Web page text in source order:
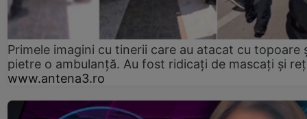
Primele imagini cu tinerii care au atacat cu topoare
pietre o ambulanță. Au fost ridicați de mascați și
www.antena3.ro